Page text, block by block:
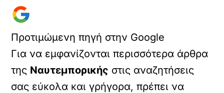
Προτιμώμενη πηγή στην Google
Για να εμφανίζονται περισσότερα άρθρα
της Ναυτεμπορικής στις αναζητήσεις
σας εύκολα και γρήγορα, πρέπει να